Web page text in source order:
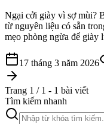
Ngại cởi giày vì sợ mùi?
từ nguyên liệu có sẵn
mẹo phòng ngừa để giày
17 tháng 3 năm 2026
Trang 1 / 1 - 1 bài viết
Tìm kiếm nhanh